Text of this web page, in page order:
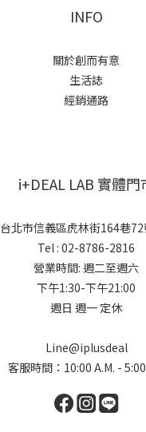
INFO
關於創而有意
生活誌
經銷通路
i+DEAL LAB 實體門
台北市信義區虎林街164巷
Tel : 02-8786-2816
營業時間: 週二至週六
下午1:30-下午21:00
週日 週一 定休
Line@iplusdeal
客服時間：10:00 A.M. - 5:00